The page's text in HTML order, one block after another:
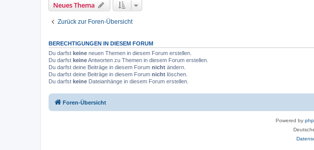
Neues Thema
Zurück zur Foren-Übersicht
BERECHTIGUNGEN IN DIESEM FORUM
Du darfst keine neuen Themen in diesem Forum erstellen.
Du darfst keineAntworten zu Themen in diesem Forum erstellen.
Du darfst deine Beiträge in diesem Forum nicht ändern.
Du darfst deine Beiträge in diesem Forum nicht löschen.
Du darfst keine Dateianhänge in diesem Forum erstellen.
Foren-Übersicht
Powered by